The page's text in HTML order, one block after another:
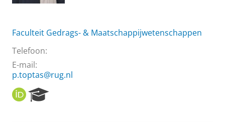
Faculteit Gedrags- & Maatschappijwetenschappen
Telefoon:
E-mail:
p.toptas@rug.nl
O
R